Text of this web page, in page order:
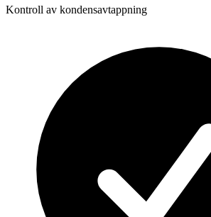
Kontroll av kondensavtappning